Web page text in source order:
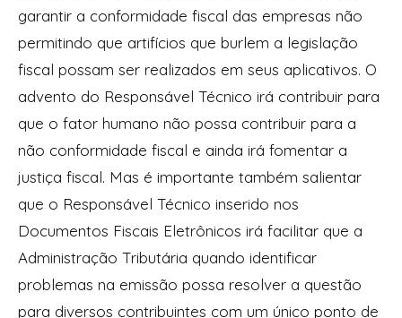
garantir a conformidade fiscal das empresas não
permitindo que artifícios que burlem a legislação
fiscal possam ser realizados em seus aplicativos. O
advento do Responsável Técnico irá contribuir para
que o fator humano não possa contribuir para a
não conformidade fiscal e ainda irá fomentar a
justiça fiscal. Mas é importante também salientar
que o Responsável Técnico inserido nos
Documentos Fiscais Eletrônicos irá facilitar que a
Administração Tributária quando identificar
problemas na emissão possa resolver a questão
para diversos contribuintes com um único ponto de